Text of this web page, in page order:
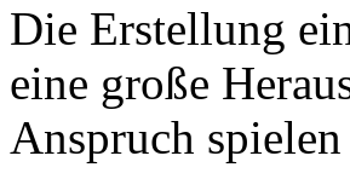
Die Erstellung
eine große
Anspruch